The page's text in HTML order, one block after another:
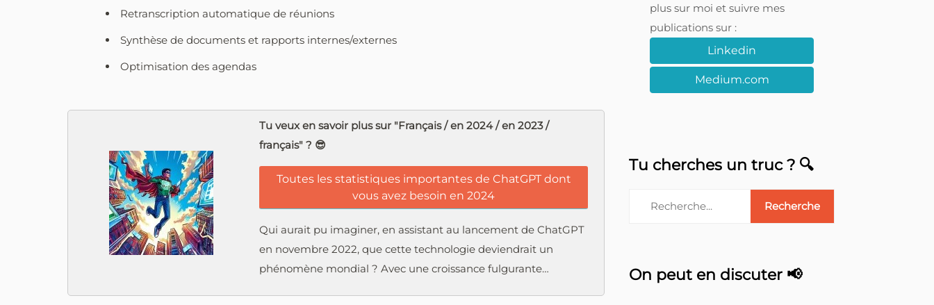
Retranscription automatique de réunions
Synthèse de documents et rapports internes/externes
Optimisation des agendas
Tu veux en savoir plus sur "Français / en 2024 / en 2023 /
français" ? 😎
Toutes les statistiques importantes de ChatGPT dont
vous avez besoin en 2024
Qui aurait pu imaginer, en assistant au lancement de ChatGPT
en novembre 2022, que cette technologie deviendrait un
phénomène mondial ? Avec une croissance fulgurante…
plus sur moi et suivre mes
publications sur :
Linkedin
Medium.com
Tu cherches un truc ? 🔍
On peut en discuter 📢